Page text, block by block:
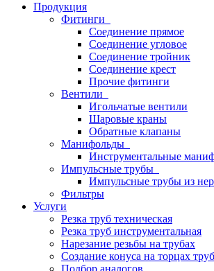
Продукция
Фитинги
Соединение прямое
Соединение угловое
Соединение тройник
Соединение крест
Прочие фитинги
Вентили
Игольчатые вентили
Шаровые краны
Обратные клапаны
Манифольды
Инструментальные
Импульсные трубы
Импульсные трубы из
Фильтры
Услуги
Резка труб техническая
Резка труб инструментальная
Нарезание резьбы на трубах
Создание конуса на торцах труб
Подбор аналогов